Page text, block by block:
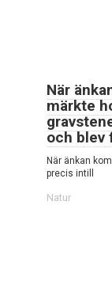
När
märkte
och blev
När änkan
precis intill
Natur